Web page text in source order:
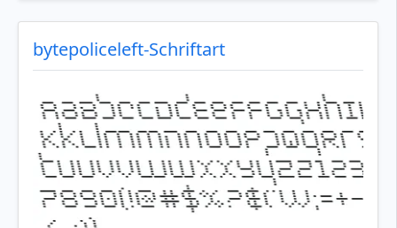
bytepoliceleft-Schriftart